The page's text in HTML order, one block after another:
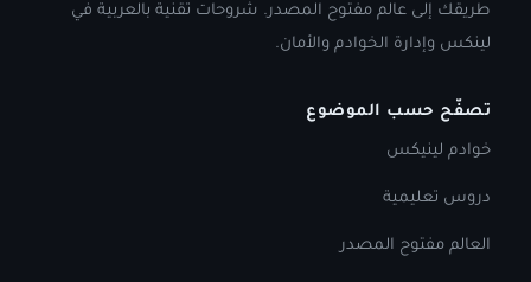
طريقك إلى عالم مفتوح المصدر. شروحات تقنية بالعربية في
لينكس وإدارة الخوادم والأمان.
تصفّح حسب الموضوع
خوادم لينيكس
دروس تعليمية
العالم مفتوح المصدر